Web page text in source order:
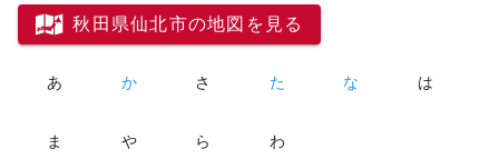
秋田県仙北市の地図を見る
あ か さ た な は
ま や ら わ